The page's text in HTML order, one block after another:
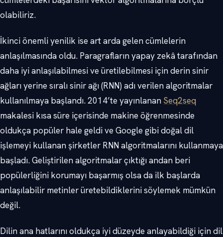
olabiliriz.
İkinci önemli yenilik ise art arda gelen cümlelerin
anlaşılmasında oldu. Paragrafların yapay zekâ tarafından
daha iyi anlaşılabilmesi ve üretilebilmesi için derin sinir
ağları yerine sıralı sinir ağı (RNN) adı verilen algoritmalar
kullanılmaya başlandı. 2014’te yayınlanan Seq2seq
makalesi kısa süre içerisinde makine öğrenmesinde
oldukça popüler hale geldi ve Google gibi doğal dil
işlemeyi kullanan şirketler RNN algoritmalarını kullanmaya
başladı. Geliştirilen algoritmalar çıktığı andan beri
popülerliğini korumayı başarmış olsa da ilk başlarda
anlaşılabilir metinler üretebildiklerini söylemek mümkün
değil.
Dilin ana hatlarını oldukça iyi düzeyde anlayabildiği için dil